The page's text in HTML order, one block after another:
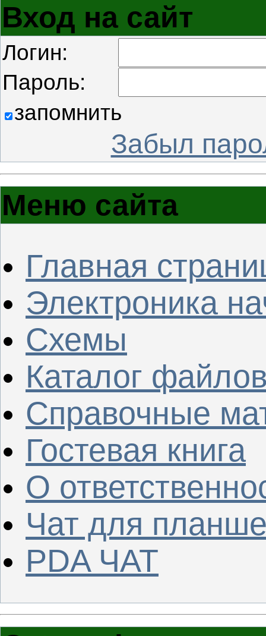
Вход на сайт
Логин:
Пароль:
запомнить
Забыл
Меню сайта
Главная
Электроника
Схемы
Каталог
Справочные
Гостевая книга
О
Чат для
PDA ЧАТ